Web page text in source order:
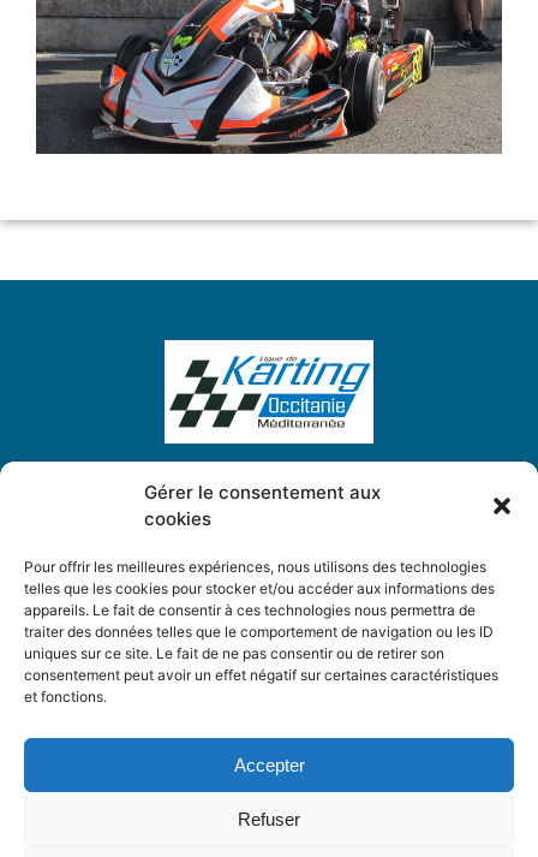
Gérer le consentement aux
cookies
Pour offrir les meilleures expériences, nous utilisons des technologies
telles que les cookies pour stocker et/ou accéder aux informations des
appareils. Le fait de consentir à ces technologies nous permettra de
traiter des données telles que le comportement de navigation ou les ID
uniques sur ce site. Le fait de ne pas consentir ou de retirer son
consentement peut avoir un effet négatif sur certaines caractéristiques
et fonctions.
Accepter
Refuser
Ligue de Karting Occitanie Méditerranée
34130 Saint-Aunès
ligue.karting.om@gmail.com
Politique de confidentialité